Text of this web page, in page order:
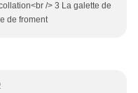
/> 3 La galette de
de froment